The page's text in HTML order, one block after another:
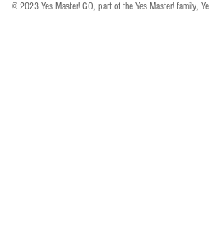
© 2023 Yes Master! GO, part of the Yes Master! family,